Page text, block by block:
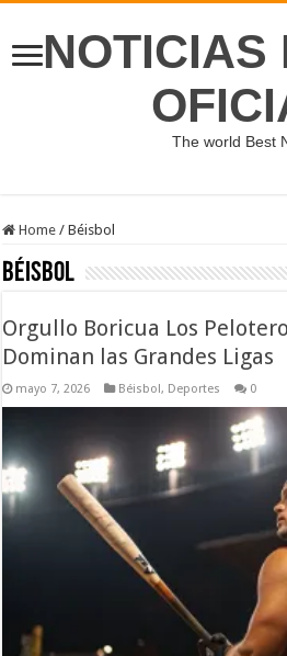
NOTICIAS
The world Best
Home / Béisbol
Béisbol
Orgullo Boricua Los
Dominan las Grandes Ligas
mayo 7, 2026 Béisbol, Deportes 0